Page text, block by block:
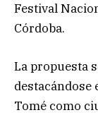
Festival
Córdoba.
La propuesta
destacándose
Tomé como